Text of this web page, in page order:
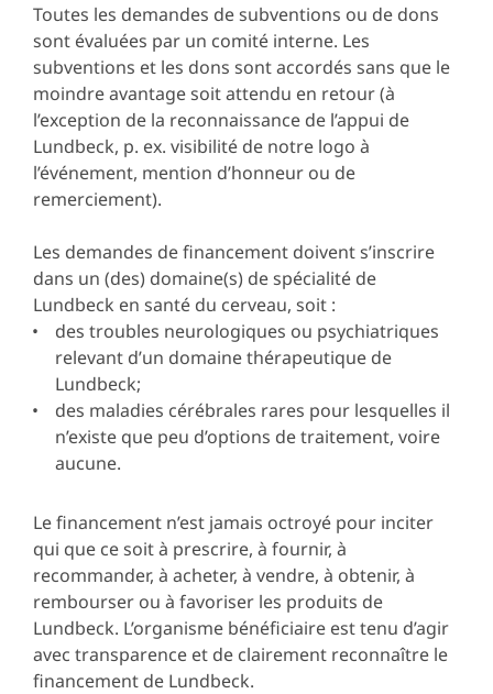
Toutes les demandes de subventions ou de dons
sont évaluées par un comité interne. Les
subventions et les dons sont accordés sans que le
moindre avantage soit attendu en retour (à
l’exception de la reconnaissance de l’appui de
Lundbeck, p. ex. visibilité de notre logo à
l’événement, mention d’honneur ou de
remerciement).
Les demandes de financement doivent s’inscrire
dans un (des) domaine(s) de spécialité de
Lundbeck en santé du cerveau, soit :
des troubles neurologiques ou psychiatriques
relevant d’un domaine thérapeutique de
Lundbeck;
des maladies cérébrales rares pour lesquelles il
n’existe que peu d’options de traitement, voire
aucune.
Le financement n’est jamais octroyé pour inciter
qui que ce soit à prescrire, à fournir, à
recommander, à acheter, à vendre, à obtenir, à
rembourser ou à favoriser les produits de
Lundbeck. L’organisme bénéficiaire est tenu d’agir
avec transparence et de clairement reconnaître le
financement de Lundbeck.